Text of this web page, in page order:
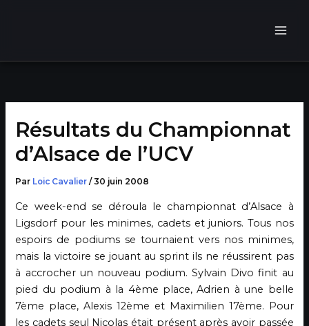
Résultats du Championnat
d’Alsace de l’UCV
Par Loic Cavalier/30 juin 2008
Ce week-end se déroula le championnat d’Alsace à
Ligsdorf pour les minimes, cadets et juniors. Tous nos
espoirs de podiums se tournaient vers nos minimes,
mais la victoire se jouant au sprint ils ne réussirent pas
à accrocher un nouveau podium. Sylvain Divo finit au
pied du podium à la 4ème place, Adrien à une belle
7ème place, Alexis 12ème et Maximilien 17ème. Pour
les cadets seul Nicolas était présent après avoir passée